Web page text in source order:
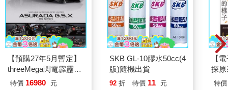
【預購27年5月暫定】
threeMega閃電霹靂車
VA Hi-SPEC UNITED
特價 16980 元
SKB GL-10膠水50cc(4
版)隨機出貨
92 折 特價 11 元
【
探
特價